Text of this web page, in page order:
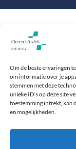
Om de beste ervaringen
om informatie over je
stemmen met deze
unieke ID's op deze site
toestemming intrekt, kan
en mogelijkheden.
Baron